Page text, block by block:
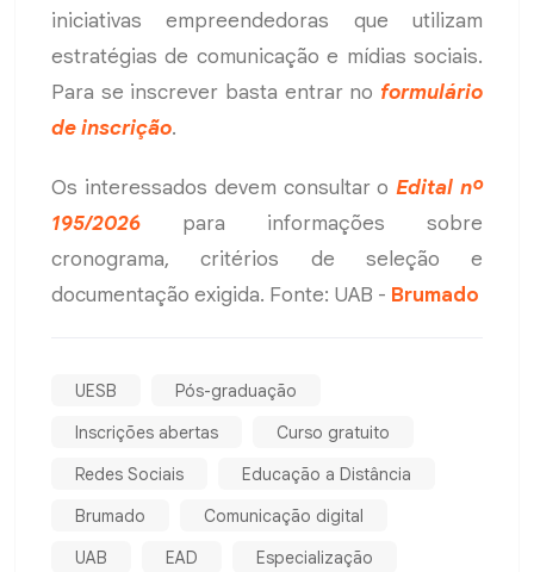
iniciativas empreendedoras que utilizam
estratégias de comunicação e mídias sociais.
Para se inscrever basta entrar no formulário
de inscrição.
Os interessados devem consultar oEdital nº
195/2026 para informações sobre
cronograma, critérios de seleção e
documentação exigida. Fonte: UAB - Brumado
UESB
Pós-graduação
Inscrições abertas
Curso gratuito
Redes Sociais
Educação a Distância
Brumado
Comunicação digital
UAB
EAD
Especialização